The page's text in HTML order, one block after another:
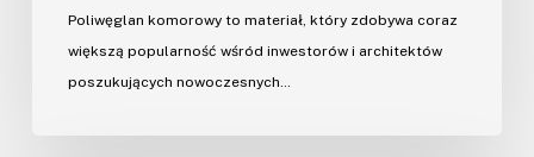
Poliwęglan komorowy to materiał, który zdobywa coraz
większą popularność wśród inwestorów i architektów
poszukujących nowoczesnych…